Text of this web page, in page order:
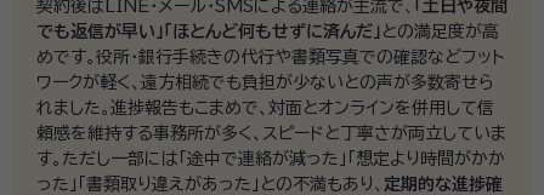
ると思います。 決して、専門家よがりではなく、お客様
にとって最適な終活をサポートします。 遺言書の作成、
任意後見、死後事務委任など様々なサービスを組み合
わせてお客様のご希望をかなえます。 また、当事務所は
近年話題に上がる空き家問題についても取り組んでお
ります。 相続した空き家についてのご相談も積極的に
契約後はLINE・メール・SMSによる連絡が主流で、 「土日や夜間
でも返信が早い」「ほとんど何もせずに済んだ」 との満足度が高
めです。役所・銀行手続きの代行や書類写真での確認などフット
ワークが軽く、遠方相続でも負担が少ないとの声が多数寄せら
れました。進捗報告もこまめで、対面とオンラインを併用して信
頼感を維持する事務所が多く、スピードと丁寧さが両立していま
す。ただし一部には「途中で連絡が減った」「想定より時間がかか
った」「書類取り違えがあった」との不満もあり、 定期的な進捗確